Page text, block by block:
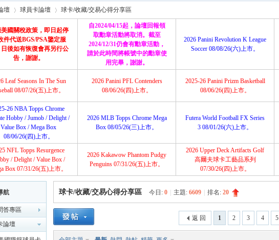
索
壇
›
球員卡論壇
›
球卡/收藏/交易心得分享區
美國關稅政策，即日起停
件代送BGS/PSA鑒定服
後如有恢復會再另行公
告，謝謝。
自2024/04/15起，論壇回報領
取勳章活動將取消。截至
2024/12/31仍會有勳章活動，
請於此時間將帳號中的勳章使
用完畢，謝謝。
2026 Panini Revolution K League
Soccer 08/08/26(六)上市。
Leaf Seasons In The Sun
08/07/26(五)上市。
2026 Panini PFL Contenders
08/06/26(四)上市。
2025-26 Panini Prizm Basketball
08/06/26(四)上市。
26 NBA Topps Chrome
Hobby / Jumob / Delight /
Value Box / Mega Box
08/06/26(四)上市。
2026 MLB Topps Chrome Mega
Box 08/05/26(三)上市。
Futera World Football FX Series
3 08/01/26(六)上市。
NFL Topps Resurgence
/ Delight / Value Box /
Box 07/31/26(五)上市。
2026 Kakawow Phantom Pudgy
Penguins 07/31/26(五)上市。
2026 Upper Deck Artifacts Golf
高爾夫球卡工藝品系列
07/30/26(四)上市。
航
答專區
論壇
球卡/收藏/交易心得分享區 今日: 0 主題: 6609 排名: 20
1 2 3 4 5
返 回